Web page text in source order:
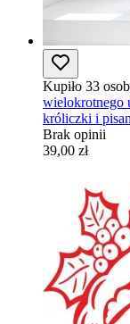
Kupiło 33
wielokrotnego
króliczki i
Brak opinii
39,00 zł